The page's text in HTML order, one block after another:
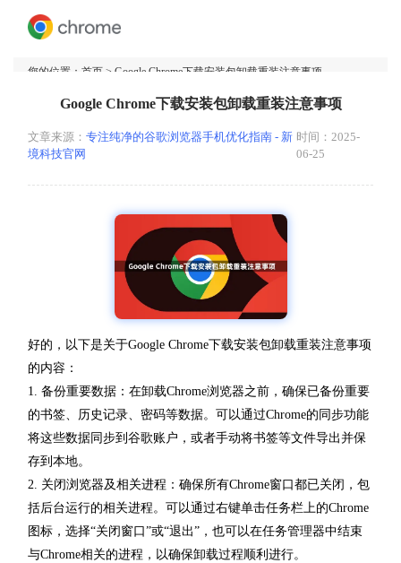
您的位置： 首页 > Google Chrome下载安装包卸载重装注意事项
Google Chrome下载安装包卸载重装注意事项
文章来源： 专注纯净的谷歌浏览器手机优化指南 - 新
境科技官网
时间：2025-
06-25
好的，以下是关于Google Chrome下载安装包卸载重装注意事项
的内容：
1. 备份重要数据：在卸载Chrome浏览器之前，确保已备份重要
的书签、历史记录、密码等数据。可以通过Chrome的同步功能
将这些数据同步到谷歌账户，或者手动将书签等文件导出并保
存到本地。
2. 关闭浏览器及相关进程：确保所有Chrome窗口都已关闭，包
括后台运行的相关进程。可以通过右键单击任务栏上的Chrome
图标，选择“关闭窗口”或“退出”，也可以在任务管理器中结束
与Chrome相关的进程，以确保卸载过程顺利进行。